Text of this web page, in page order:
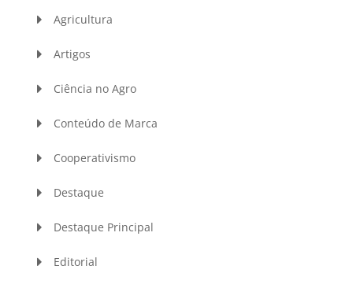
Agricultura
Artigos
Ciência no Agro
Conteúdo de Marca
Cooperativismo
Destaque
Destaque Principal
Editorial